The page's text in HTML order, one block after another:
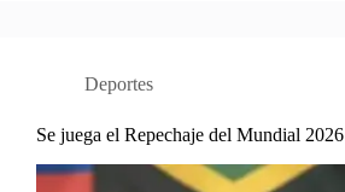
Deportes
Se juega el Repechaje del Mundial 2026